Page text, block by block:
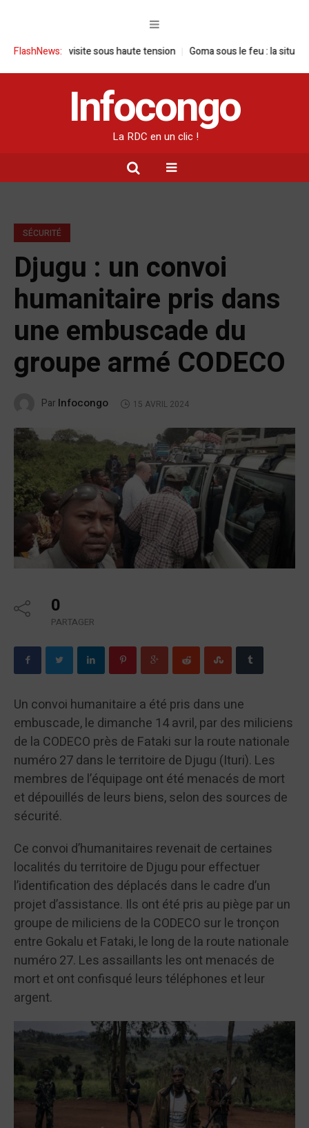
FlashNews:
visite sous haute tension Goma sous le feu : la situation
Infocongo
La RDC en un clic !
SÉCURITÉ
Djugu : un convoi
humanitaire pris dans
une embuscade du
groupe armé CODECO
Par Infocongo 15 AVRIL 2024
0
PARTAGER
Un convoi humanitaire a été pris dans une
embuscade, le dimanche 14 avril, par des miliciens
de la CODECO près de Fataki sur la route nationale
numéro 27 dans le territoire de Djugu (Ituri). Les
membres de l’équipage ont été menacés de mort
et dépouillés de leurs biens, selon des sources de
sécurité.
Ce convoi d’humanitaires revenait de certaines
localités du territoire de Djugu pour effectuer
l’identification des déplacés dans le cadre d’un
projet d’assistance. Ils ont été pris au piège par un
groupe de miliciens de la CODECO sur le tronçon
entre Gokalu et Fataki, le long de la route nationale
numéro 27. Les assaillants les ont menacés de
mort et ont confisqué leurs téléphones et leur
argent.